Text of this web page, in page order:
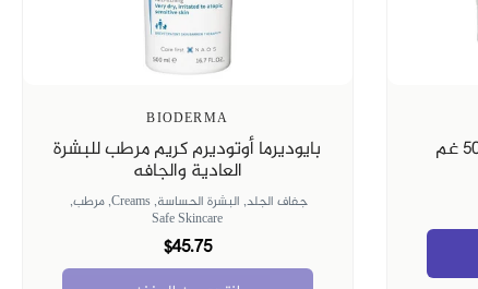
BIODERMA
بايوديرما أوتوديرم كريم مرطب للبشرة
العادية والجافه
جفاف الجلد, البشرة الحساسة,Creams, مرطب,
Safe Skincare
$45.75